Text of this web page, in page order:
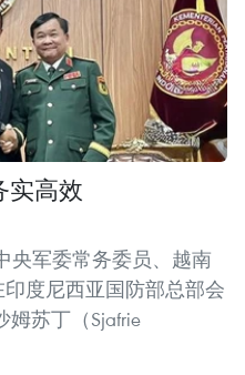
实高效
央军委常务委员、越南
度尼西亚国防部总部会
姆苏丁（Sjafrie